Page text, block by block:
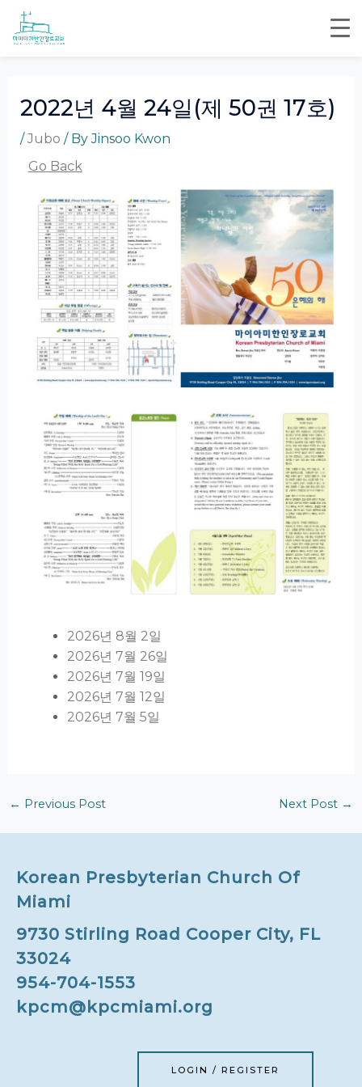
Skip
content
2022년 4월 24일(제 50권 17호)
/Jubo / ByJinsoo Kwon
Go Back
2026년 8월 2일
2026년 7월 26일
2026년 7월 19일
2026년 7월 12일
2026년 7월 5일
Post
navigation
← Previous Post Next Post →
Korean Presbyterian Church Of
Miami
9730 Stirling Road Cooper City, FL
33024
954-704-1553
kpcm@kpcmiami.org
LOGIN / REGISTER